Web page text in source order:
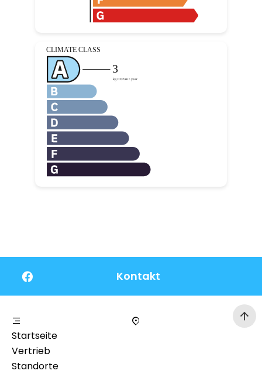
Kontakt
Startseite
Vertrieb
Standorte